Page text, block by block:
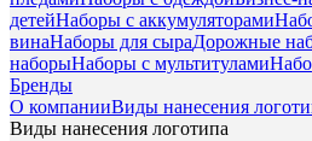
детейНаборы с аккумуляторами
винаНаборы для сыраДорожные
наборыНаборы с мультитулами
Бренды
О компанииВиды нанесения
Виды нанесения логотипа